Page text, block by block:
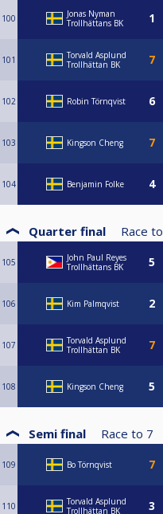
100
Jonas Nyman
Trollhättans BK
101
Torvald Asplund
Trollhättan BK
102 Robin Törnqvist
103 Kingson Cheng
104 Benjamin Folke
Quarter final Race to
105
John Paul Reyes
Trollhättans BK
106 Kim Palmqvist
107
Torvald Asplund
Trollhättan BK
108 Kingson Cheng
Semi final Race to 7
109 Bo Törnqvist
110
Torvald Asplund
Trollhättan BK